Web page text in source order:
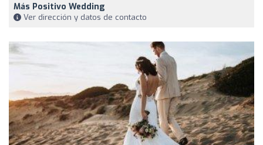
Más Positivo Wedding
Ver dirección y datos de contacto